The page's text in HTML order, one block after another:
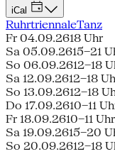
iCal
RuhrtriennaleTanz
Fr 04.09.2618 Uhr
Sa 05.09.2615–21
So 06.09.2612–18
Sa 12.09.2612–18
So 13.09.2612–18
Do 17.09.2610–11
Fr 18.09.2610–11 Uhr
Sa 19.09.2615–20
So 20.09.2612–18